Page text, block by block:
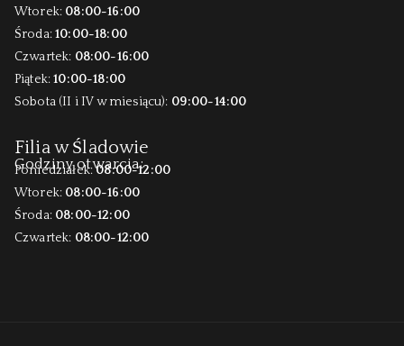
Wtorek: 08:00-16:00
Środa:10:00-18:00
Czwartek: 08:00-16:00
Piątek:10:00-18:00
Sobota (II i IV w miesiącu): 09:00-14:00
Filia w Śladowie
Godziny otwarcia:
Poniedziałek:08:00-12:00
Wtorek: 08:00-16:00
Środa: 08:00-12:00
Czwartek: 08:00-12:00